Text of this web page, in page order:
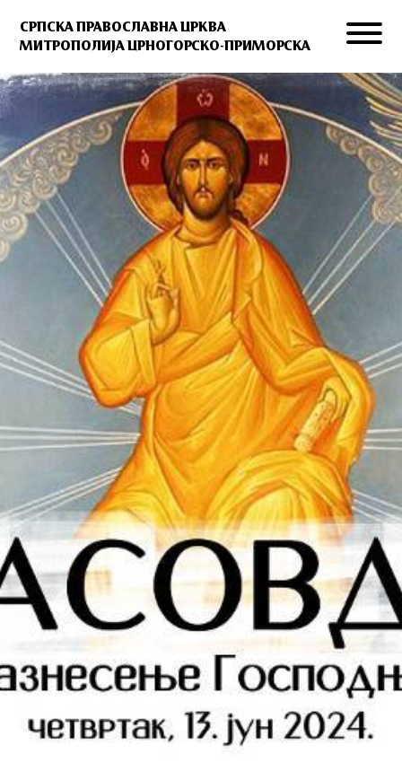
СРПСКА ПРАВОСЛАВНА ЦРКВА
МИТРОПОЛИЈА ЦРНОГОРСКО-ПРИМОРСКА